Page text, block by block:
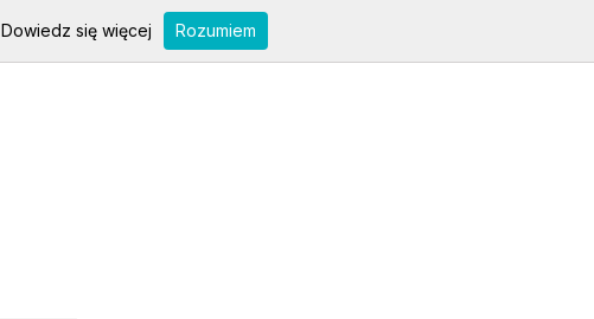
Dowiedz się więcej Rozumiem